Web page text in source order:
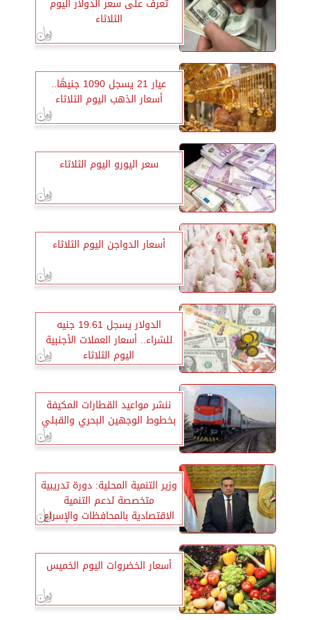
تعرف على سعر الدولار اليوم
الثلاثاء
عيار 21 يسجل 1090 جنيهًا..
أسعار الذهب اليوم الثلاثاء
سعر اليورو اليوم الثلاثاء
أسعار الدواجن اليوم الثلاثاء
الدولار يسجل 19.61 جنيه
للشراء.. أسعار العملات الأجنبية
اليوم الثلاثاء
ننشر مواعيد القطارات المكيفة
بخطوط الوجهين البحري والقبلي
وزير التنمية المحلية: دورة تدريبية
متخصصة لدعم التنمية
الاقتصادية بالمحافظات والإسراع
بالتنمية
أسعار الخضروات اليوم الخميس